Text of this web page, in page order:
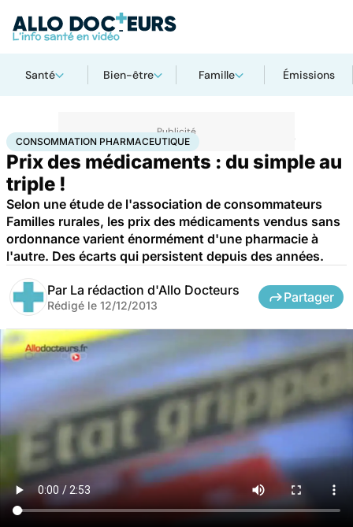
Santé Bien-être Famille Émissions
AccueilSantéSociétéÉconomieConsommation pharmaceutique
CONSOMMATION PHARMACEUTIQUE
Prix des médicaments : du simple au
triple !
Selon une étude de l'association de consommateurs
Familles rurales, les prix des médicaments vendus sans
ordonnance varient énormément d'une pharmacie à
l'autre. Des écarts qui persistent depuis des années.
Par La rédaction d'Allo Docteurs
Rédigé le 12/12/2013
Partager